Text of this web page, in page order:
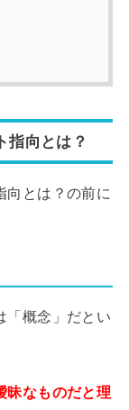
指向とは？
向とは？の前に
「概念」だとい
昧なものだと理